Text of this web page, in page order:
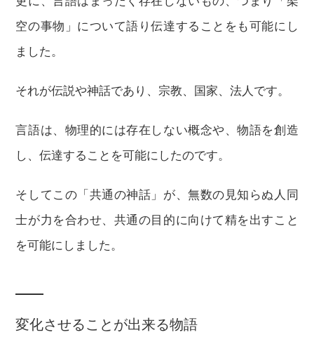
空の事物」について語り伝達することをも可能にし
ました。
それが伝説や神話であり、宗教、国家、法人です。
言語は、物理的には存在しない概念や、物語を創造
し、伝達することを可能にしたのです。
そしてこの「共通の神話」が、無数の見知らぬ人同
士が力を合わせ、共通の目的に向けて精を出すこと
を可能にしました。
変化させることが出来る物語